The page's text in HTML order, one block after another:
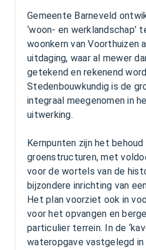
Gemeente Barneveld
‘woon- en werklandschap’
woonkern van Voorthuizen
uitdaging, waar al mewer
getekend en rekenend
Stedenbouwkundig is de
integraal meegenomen in
uitwerking.
Kernpunten zijn het
groenstructuren, met
voor de wortels van de
bijzondere inrichting van
Het plan voorziet ook in
voor het opvangen en
particulier terrein. In de
wateropgave vastgelegd in